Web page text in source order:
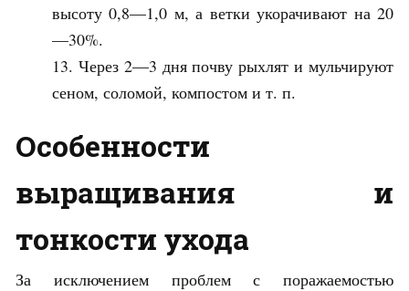
высоту 0,8—1,0 м, а ветки укорачивают на 20
—30%.
Через 2—3 дня почву рыхлят и мульчируют
сеном, соломой, компостом и т. п.
Особенности
выращивания и
тонкости ухода
За исключением проблем с поражаемостью